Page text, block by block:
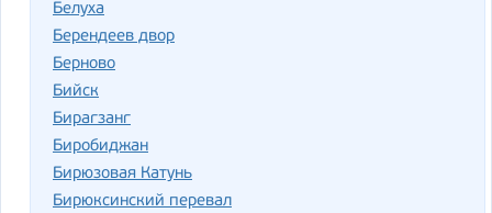
Белуха
Берендеев двор
Берново
Бийск
Бирагзанг
Биробиджан
Бирюзовая Катунь
Бирюксинский перевал